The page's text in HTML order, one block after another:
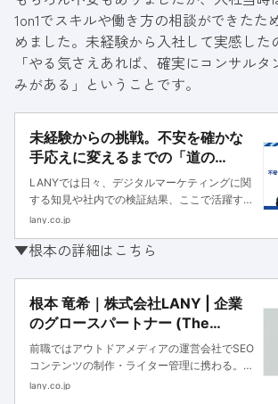
1on1でスキルや働き方の相談ができたた
めました。未経験から入社して実感した
「やる気さえあれば、確実にコンサル
みがある」ということです。
未経験からの挑戦。不安を確かな
手応えに変えるまでの「道の
り」。LANYへ飛び込めた理由を語
り合う3人の座談会
LANYでは日々、デジタルマーケティングに関
する知見や社内での検証結果、ここで活躍する
メンバーの姿を積極的に発信しています。しか
を検討中の方にとっては「今の自分に務まるだ
lany.co.jp
▼根本の詳細はこちら
根本 竜希｜株式会社LANY | 企業
のグロースパートナー (The
Growth Partner)
前職ではアウトドアメディアの運営会社でSEO
コンテンツの制作・ライター管理に携わる。
LANYではメディア型ユニットに所属。SEOコ
lany.co.jp